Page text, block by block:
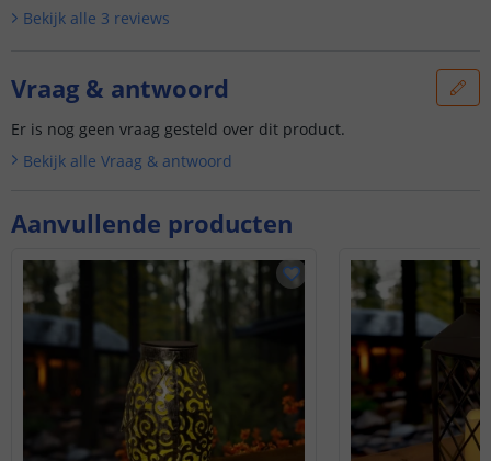
Aanvullende producten
Bekijk alle 3 reviews
Vraag & antwoord
Er is nog geen vraag gesteld over dit product.
Bekijk alle Vraag & antwoord